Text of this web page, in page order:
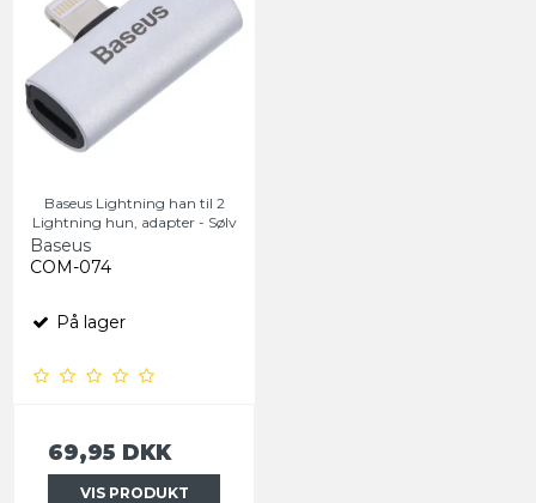
Baseus Lightning han til 2
Lightning hun, adapter - Sølv
Baseus
COM-074
På lager
69,95 DKK
VIS PRODUKT